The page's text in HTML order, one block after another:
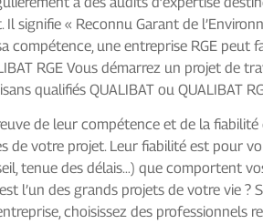
signifie « Reconnu Garant de
une entreprise RGE peut
RGE Vous démarrez un projet
qualifiés QUALIBAT ou QUALIBAT
de leur compétence et de la
votre projet. Leur fiabilité est pour
tenue des délais…) que
l’un des grands projets de votre vie
choisissez des professionnels